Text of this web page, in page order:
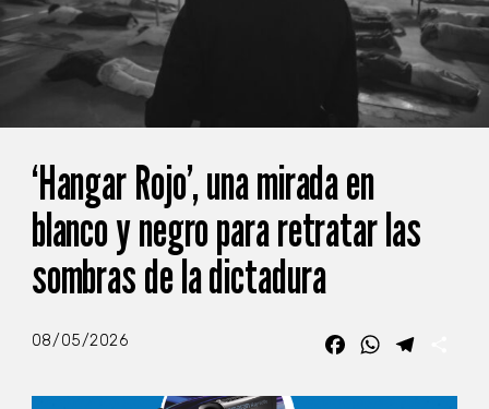
‘Hangar Rojo’, una mirada en
blanco y negro para retratar las
sombras de la dictadura
08/05/2026 FacebookWhatsApp